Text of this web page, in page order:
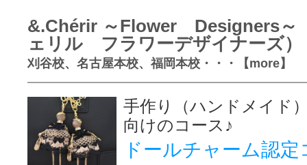
&.Chérir ～Flower Designers
ェリル フラワーデザイナーズ）
刈谷校、名古屋本校、福岡本校・・・【more】
手作り（ハンドメイド
向けのコース♪
ドールチャーム認定